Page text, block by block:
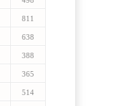
811
638
388
365
514